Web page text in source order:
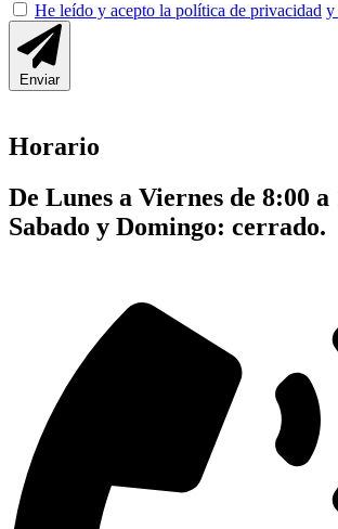
He leído y acepto la política de privacidad y
Enviar
Horario
De Lunes a Viernes de 8:00 a
Sabado y Domingo: cerrado.